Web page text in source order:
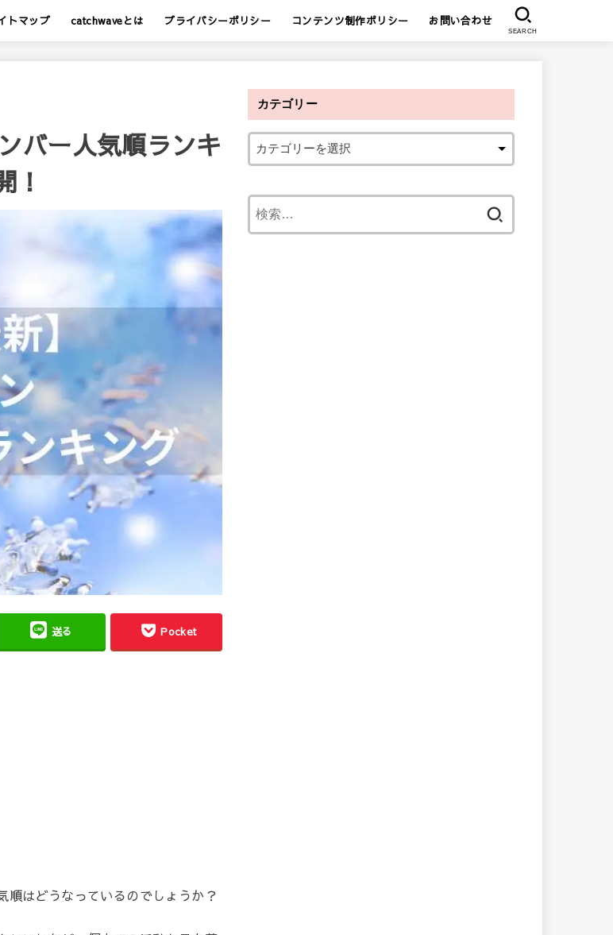
トマップ catchwaveとは プライバシーポリシー コンテンツ制作ポリシー お問い合わせ
SEARCH
バー人気順ランキ
！
送る Pocket
順はどうなっているのでしょうか？
カテゴリー